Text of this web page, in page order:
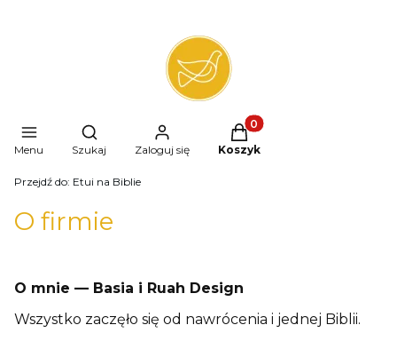
Menu
Otwórz wyszukiwarkę
Szukaj Zaloguj się
Produkty w koszyku: 0.
Koszyk
Przejdź do: Etui na Biblie
O firmie
O mnie — Basia i Ruah Design
Wszystko zaczęło się od nawrócenia i jednej Biblii.